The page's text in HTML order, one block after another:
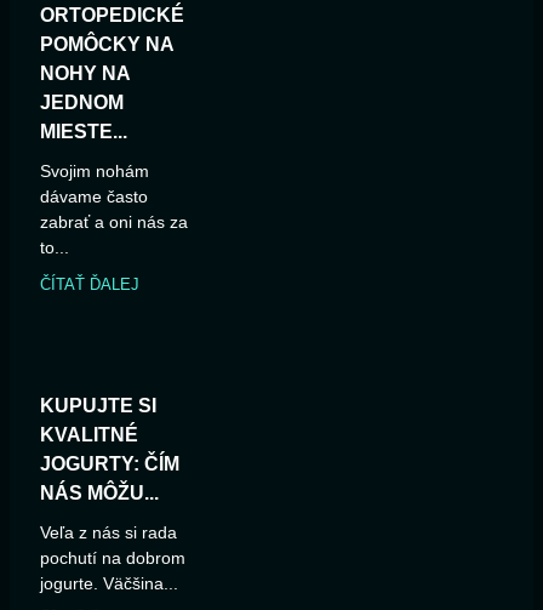
ORTOPEDICKÉ
POMÔCKY NA
NOHY NA
JEDNOM
MIESTE...
Svojim nohám
dávame často
zabrať a oni nás za
to...
ČÍTAŤ ĎALEJ
KUPUJTE SI
KVALITNÉ
JOGURTY: ČÍM
NÁS MÔŽU...
Veľa z nás si rada
pochutí na dobrom
jogurte. Väčšina...